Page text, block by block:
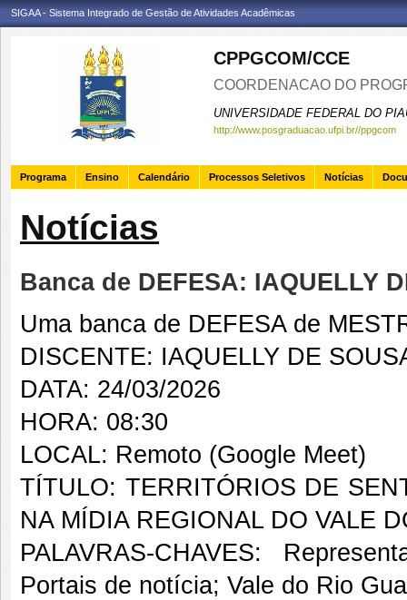
SIGAA - Sistema Integrado de Gestão de Atividades Acadêmicas
CPPGCOM/CCE
COORDENACAO DO
UNIVERSIDADE FEDERAL DO
http://www.posgraduacao.ufpi.br//ppgcom
Programa Ensino Calendário Processos Seletivos Notícias
Notícias
Banca de DEFESA: IAQUELLY
Uma banca de DEFESA de
DISCENTE: IAQUELLY DE
DATA: 24/03/2026
HORA: 08:30
LOCAL: Remoto (Google Meet)
TÍTULO: TERRITÓRIOS DE
NA MÍDIA REGIONAL DO VALE
PALAVRAS-CHAVES:
Portais de notícia; Vale do Rio